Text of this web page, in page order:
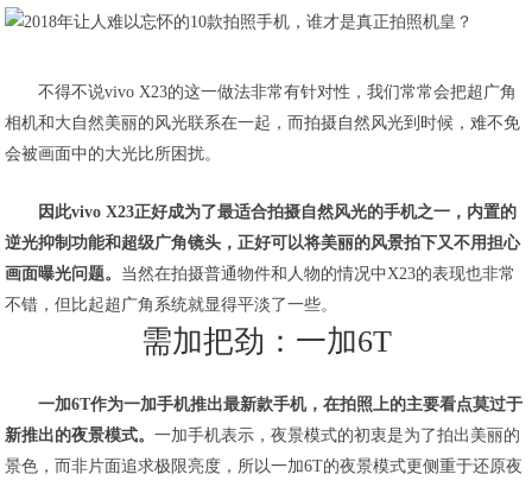
不得不说vivo X23的这一做法非常有针对性，我们常常会把超广角
相机和大自然美丽的风光联系在一起，而拍摄自然风光到时候，难不免
会被画面中的大光比所困扰。
因此vivo X23正好成为了最适合拍摄自然风光的手机之一，内置的
逆光抑制功能和超级广角镜头，正好可以将美丽的风景拍下又不用担心
画面曝光问题。 当然在拍摄普通物件和人物的情况中X23的表现也非常
不错，但比起超广角系统就显得平淡了一些。
需加把劲：一加6T
一加6T作为一加手机推出最新款手机，在拍照上的主要看点莫过于
新推出的夜景模式。一加手机表示，夜景模式的初衷是为了拍出美丽的
景色，而非片面追求极限亮度，所以一加6T的夜景模式更侧重于还原夜